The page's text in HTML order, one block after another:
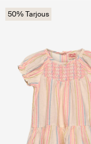
50% Tarjous